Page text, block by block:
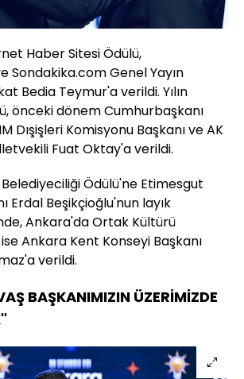
Haber Sitesi Ödülü,
Sondakika.com Genel Yayın
Bedia Teymur'a verildi. Yılın
önceki dönem Cumhurbaşkanı
Dışişleri Komisyonu Başkanı ve AK
Fuat Oktay'a verildi.
Ödülü'ne Etimesgut
Erdal Beşikçioğlu'nun layık
Ankara'da Ortak Kültürü
Ankara Kent Konseyi Başkanı
verildi.
BAŞKANIMIZIN ÜZERİMİZDE